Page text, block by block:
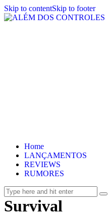
Skip to contentSkip to footer
Home
LANÇAMENTOS
REVIEWS
RUMORES
Survival